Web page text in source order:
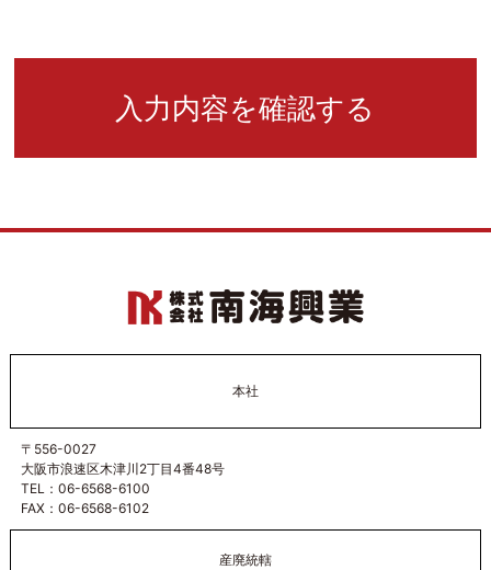
本社
〒556-0027
大阪市浪速区木津川2丁目4番48号
TEL：06-6568-6100
FAX：06-6568-6102
産廃統轄